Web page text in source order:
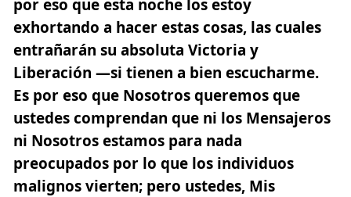
por eso que esta noche los estoy
exhortando a hacer estas cosas, las cuales
entrañarán su absoluta Victoria y
Liberación —si tienen a bien escucharme.
Es por eso que Nosotros queremos que
ustedes comprendan que ni los Mensajeros
ni Nosotros estamos para nada
preocupados por lo que los individuos
malignos vierten; pero ustedes, Mis